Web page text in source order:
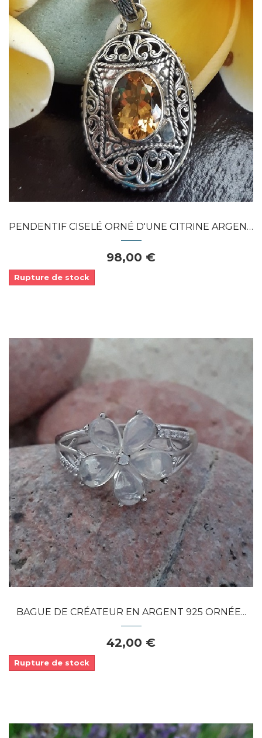
Dans mon panier
APERÇU RAPIDE
PENDENTIF CISELÉ ORNÉ D'UNE CITRINE ARGENT...
98,00 €
Rupture de stock
Dans mon panier
APERÇU RAPIDE
BAGUE DE CRÉATEUR EN ARGENT 925 ORNÉE...
42,00 €
Rupture de stock